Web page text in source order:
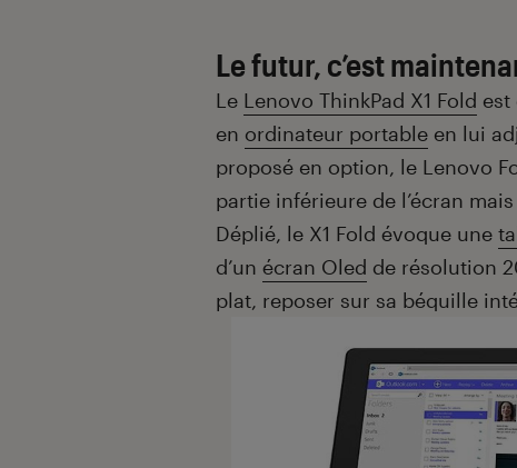
Le futur, c’est
Le Lenovo ThinkPad X1 Fold est
en ordinateur portable en lui
proposé en option, le Lenovo
partie inférieure de l’écran
Déplié, le X1 Fold évoque une
d’un écran Oled de résolution
plat, reposer sur sa béquille